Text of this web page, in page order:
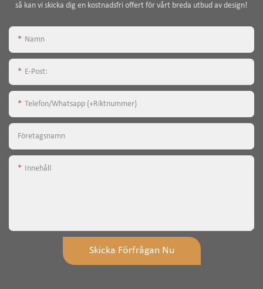
så kan vi skicka dig en kostnadsfri offert för vårt breda utbud av design!
Namn
E-Post:
Telefon/whatsapp (+riktnummer)
Företagsnamn
Innehåll
Skicka Förfrågan Nu